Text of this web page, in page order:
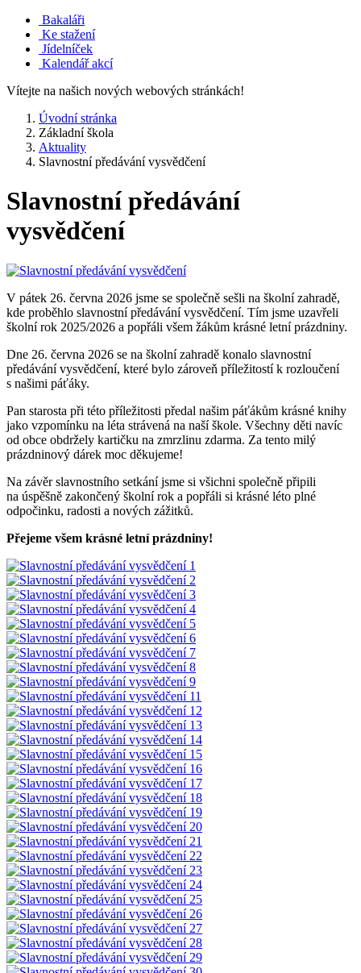
Bakaláři
Ke stažení
Jídelníček
Kalendář akcí
Vítejte na našich nových webových stránkách!
Úvodní stránka
Základní škola
Aktuality
Slavnostní předávání vysvědčení
Slavnostní předávání
vysvědčení
V pátek 26. června 2026 jsme se společně sešli na školní zahradě,
kde proběhlo slavnostní předávání vysvědčení. Tím jsme uzavřeli
školní rok 2025/2026 a popřáli všem žákům krásné letní prázdniny.
Dne 26. června 2026 se na školní zahradě konalo slavnostní
předávání vysvědčení, které bylo zároveň příležitostí k rozloučení
s našimi páťáky.
Pan starosta při této příležitosti předal našim páťákům krásné knihy
jako vzpomínku na léta strávená na naší škole. Všechny děti navíc
od obce obdržely kartičku na zmrzlinu zdarma. Za tento milý
prázdninový dárek moc děkujeme!
Na závěr slavnostního setkání jsme si všichni společně připili
na úspěšně zakončený školní rok a popřáli si krásné léto plné
odpočinku, radosti a nových zážitků.
Přejeme všem krásné letní prázdniny!